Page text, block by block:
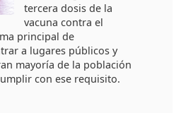
tercera dosis de la
vacuna contra el
principal de
a lugares públicos y
mayoría de la población
con ese requisito.